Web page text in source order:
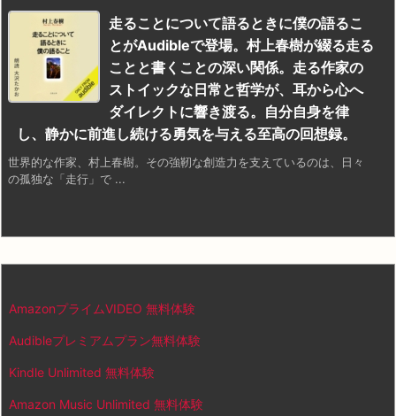
走ることについて語るときに僕の語るこ
とがAudibleで登場。村上春樹が綴る走る
ことと書くことの深い関係。走る作家の
ストイックな日常と哲学が、耳から心へ
ダイレクトに響き渡る。自分自身を律
し、静かに前進し続ける勇気を与える至高の回想録。
世界的な作家、村上春樹。その強靭な創造力を支えているのは、日々
の孤独な「走行」で ...
AmazonプライムVIDEO 無料体験
Audibleプレミアムプラン無料体験
Kindle Unlimited 無料体験
Amazon Music Unlimited 無料体験